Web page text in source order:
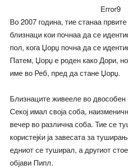
Error9
Во 2007 година, тие станаа
близнаци кои почнаа да се
пол, кога Џорџ почна да се
Патем, Џорџ е роден како Дори,
име во Реб, пред да стане Џорџ.
Близнаците живееле во двособен
Секој имал своја соба,
вечер во различна соба. Тие се
користејќи ја завесата за
едниот се туширал, а другиот
објави Пипл.